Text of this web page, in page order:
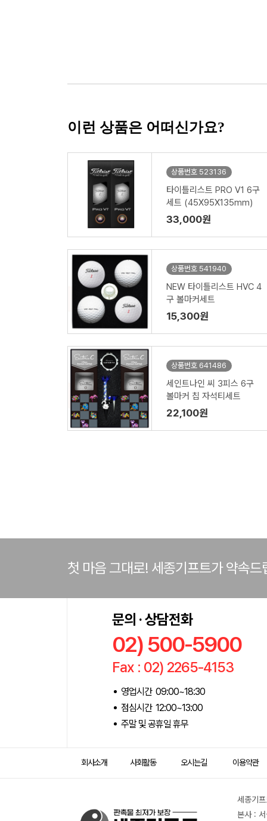
이런 상품은 어떠신가요?
상품번호 523136
타이틀리스트 PRO V1 6구
세트 (45X95X135mm)
33,000원
상품번호 541940
NEW 타이틀리스트 HVC 4
구 볼마커세트
15,300원
상품번호 641486
세인트나인 씨 3피스 6구
볼마커 칩 자석티세트
22,100원
첫 마음 그대로! 세종기프트가 약속드
문의 · 상담전화
02) 500-5900
Fax : 02) 2265-4153
영업시간 09:00~18:30
점심시간 12:00~13:00
주말 및 공휴일 휴무
회사소개 사회활동 오시는길 이용약관
세종기
본사 :